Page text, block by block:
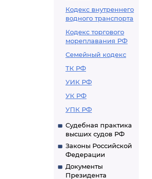
Кодекс внутреннего
водного транспорта
Кодекс торгового
мореплавания РФ
Семейный кодекс
ТК РФ
УИК РФ
УК РФ
УПК РФ
Судебная практика
высших судов РФ
Законы Российской
Федерации
Документы
Президента